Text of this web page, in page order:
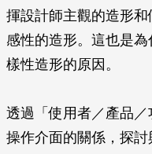
揮設計師主觀的造形
感性的造形。這也是
樣性造形的原因。
透過「使用者／產品
操作介面的關係，探